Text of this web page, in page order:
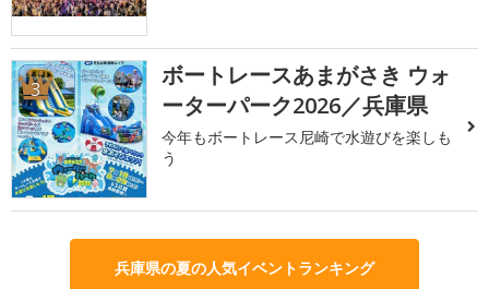
3
ボートレースあまがさき ウォ
ーターパーク2026／兵庫県
今年もボートレース尼崎で水遊びを楽しも
う
兵庫県の夏の人気イベントランキング